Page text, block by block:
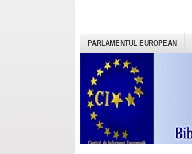
PARLAMENTUL EUROPEAN